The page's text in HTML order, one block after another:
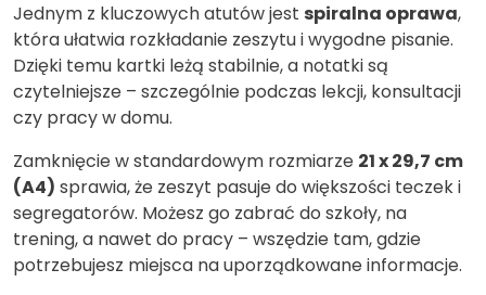
Jednym z kluczowych atutów jest spiralna oprawa,
która ułatwia rozkładanie zeszytu i wygodne pisanie.
Dzięki temu kartki leżą stabilnie, a notatki są
czytelniejsze – szczególnie podczas lekcji, konsultacji
czy pracy w domu.
Zamknięcie w standardowym rozmiarze 21 x 29,7 cm
(A4) sprawia, że zeszyt pasuje do większości teczek i
segregatorów. Możesz go zabrać do szkoły, na
trening, a nawet do pracy – wszędzie tam, gdzie
potrzebujesz miejsca na uporządkowane informacje.